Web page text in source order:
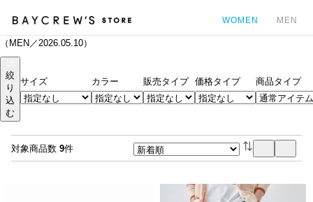
WOMEN MEN
（MEN／2026.05.10）
絞
り
込
む
サイズ カラー 販売タイプ 価格タイプ 商品タイプ
対象商品数 9件